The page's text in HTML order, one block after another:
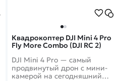
Квадрокоптер DJI Mini 4 Pro
Fly More Combo (DJI RC 2)
DJI Mini 4 Pro — самый
продвинутый дрон с мини-
камерой на сегодняшний